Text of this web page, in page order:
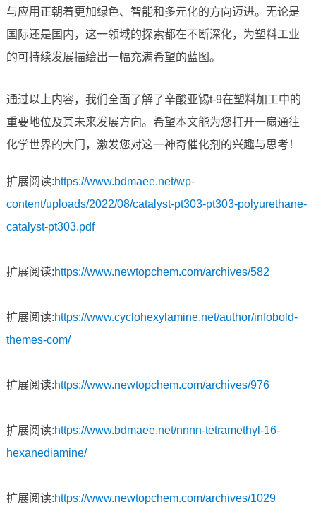
与应用正朝着更加绿色、智能和多元化的方向迈进。无论是
国际还是国内，这一领域的探索都在不断深化，为塑料工业
的可持续发展描绘出一幅充满希望的蓝图。
通过以上内容，我们全面了解了辛酸亚锡t-9在塑料加工中的
重要地位及其未来发展方向。希望本文能为您打开一扇通往
化学世界的大门，激发您对这一神奇催化剂的兴趣与思考！
扩展阅读:https://www.bdmaee.net/wp-
content/uploads/2022/08/catalyst-pt303-pt303-polyurethane-
catalyst-pt303.pdf
扩展阅读:https://www.newtopchem.com/archives/582
扩展阅读:https://www.cyclohexylamine.net/author/infobold-
themes-com/
扩展阅读:https://www.newtopchem.com/archives/976
扩展阅读:https://www.bdmaee.net/nnnn-tetramethyl-16-
hexanediamine/
扩展阅读:https://www.newtopchem.com/archives/1029